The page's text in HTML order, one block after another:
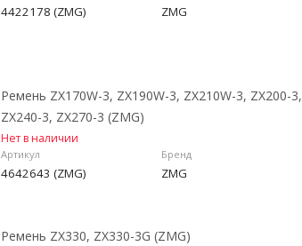
4422178 (ZMG) ZMG
Ремень ZX170W-3, ZX190W-3, ZX210W-3, ZX200-3,
ZX240-3, ZX270-3 (ZMG)
Нет в наличии
Артикул
4642643 (ZMG)
Бренд
ZMG
Ремень ZX330, ZX330-3G (ZMG)